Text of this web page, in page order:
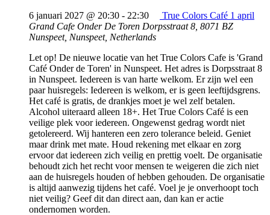
6 januari 2027 @ 20:30 - 22:30
True Colors Café 1 april
Grand Cafe Onder De Toren Dorpsstraat 8, 8071 BZ
Nunspeet, Nunspeet, Netherlands
Let op! De nieuwe locatie van het True Colors Cafe is 'Grand
Café Onder de Toren' in Nunspeet. Het adres is Dorpsstraat 8
in Nunspeet. Iedereen is van harte welkom. Er zijn wel een
paar huisregels: Iedereen is welkom, er is geen leeftijdsgrens.
Het café is gratis, de drankjes moet je wel zelf betalen.
Alcohol uiteraard alleen 18+. Het True Colors Café is een
veilige plek voor iedereen. Ongewenst gedrag wordt niet
getolereerd. Wij hanteren een zero tolerance beleid. Geniet
maar drink met mate. Houd rekening met elkaar en zorg
ervoor dat iedereen zich veilig en prettig voelt. De organisatie
behoudt zich het recht voor mensen te weigeren die zich niet
aan de huisregels houden of hebben gehouden. De organisatie
is altijd aanwezig tijdens het café. Voel je je onverhoopt toch
niet veilig? Geef dit dan direct aan, dan kan er actie
ondernomen worden.